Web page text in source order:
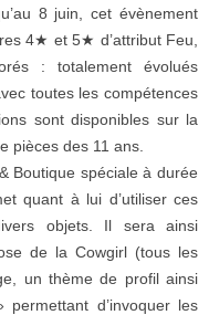
8 juin, cet évènement
4★ et 5★ d’attribut Feu,
: totalement évolués
toutes les compétences
sont disponibles sur la
pièces des 11 ans.
Boutique spéciale à durée
quant à lui d’utiliser ces
objets. Il sera ainsi
de la Cowgirl (tous les
un thème de profil ainsi
d’invoquer les